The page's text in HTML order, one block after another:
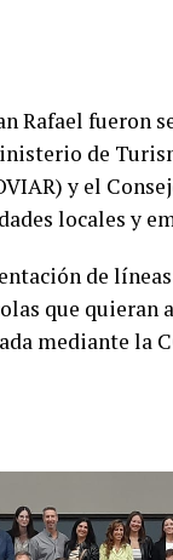
Rafael fueron
de
y el
locales y
de
que
mediante la